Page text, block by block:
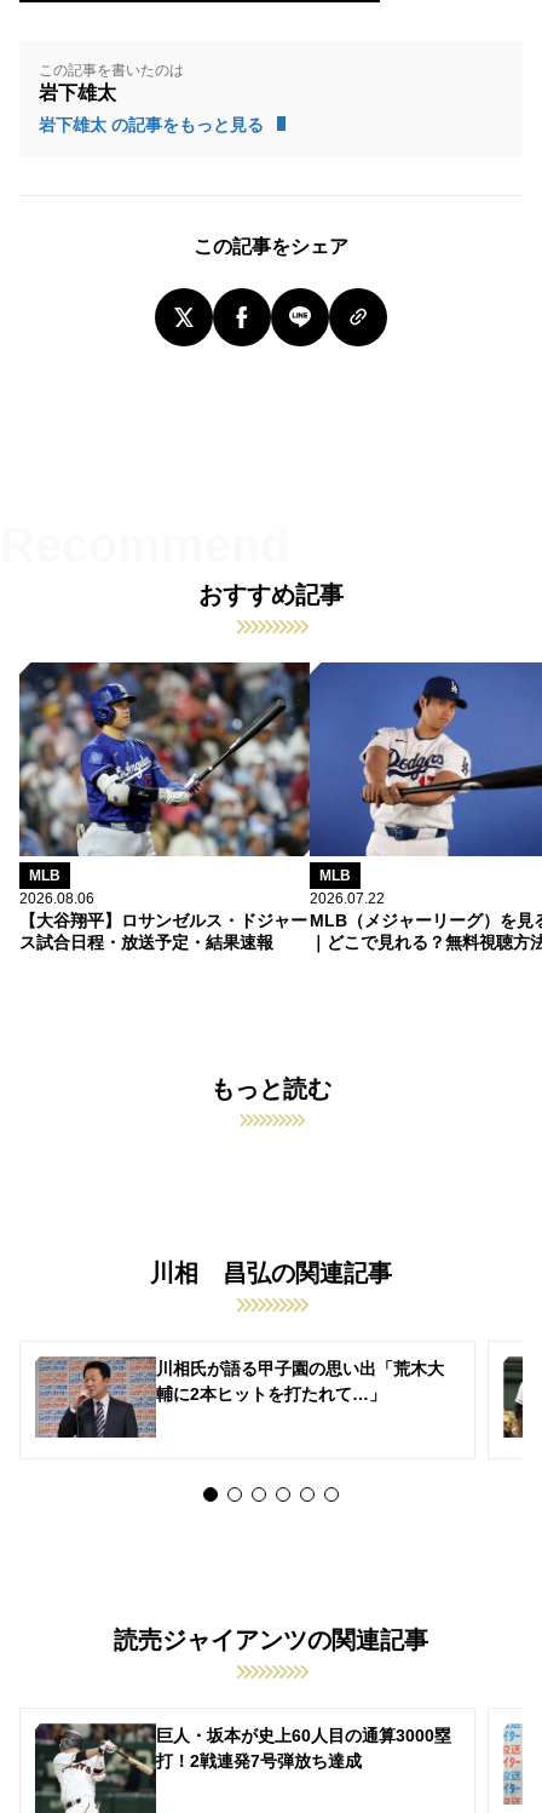
この記事を書いたのは
岩下雄太
岩下雄太 の記事をもっと見る
この記事をシェア
おすすめ記事
MLB
2026.08.06
【大谷翔平】ロサンゼルス・ドジャー
ス試合日程・放送予定・結果速報
MLB
2026.07.22
MLB（メジャーリーグ）を見
｜どこで見れる？無料視聴方
もっと読む
川相 昌弘の関連記事
川相氏が語る甲子園の思い出「荒木大
輔に2本ヒットを打たれて…」
読売ジャイアンツの関連記事
巨人・坂本が史上60人目の通算3000塁
打！2戦連発7号弾放ち達成